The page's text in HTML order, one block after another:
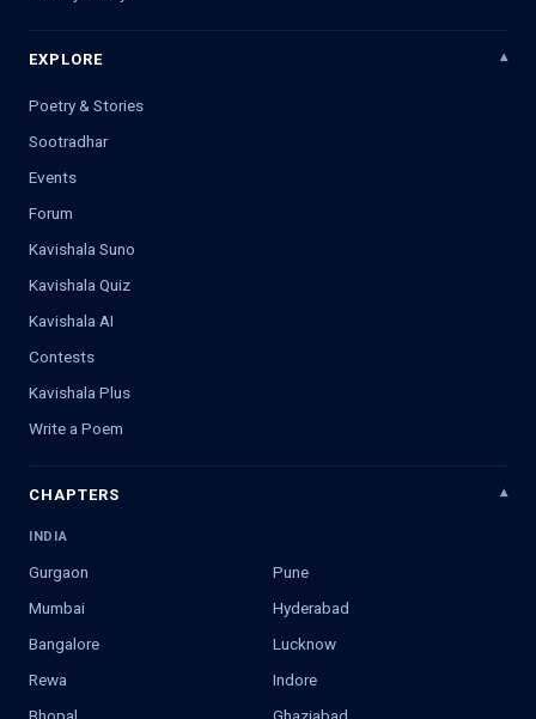
EXPLORE
Poetry & Stories
Sootradhar
Events
Forum
Kavishala Suno
Kavishala Quiz
Kavishala AI
Contests
Kavishala Plus
Write a Poem
CHAPTERS
INDIA
Gurgaon
Pune
Mumbai
Hyderabad
Bangalore
Lucknow
Rewa
Indore
Bhopal
Ghaziabad